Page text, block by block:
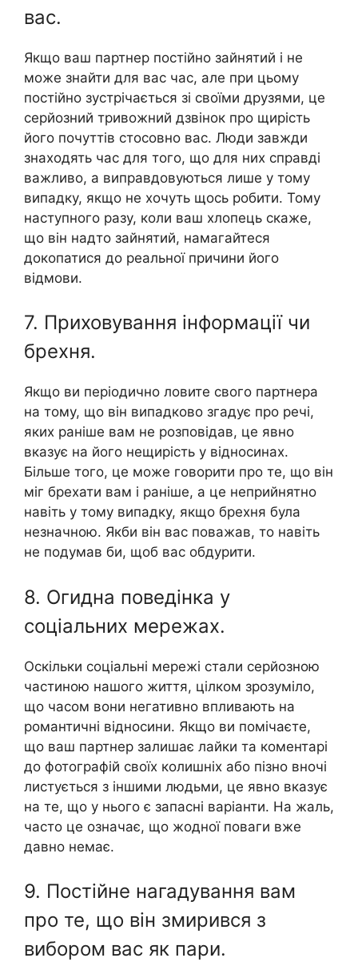
вас.
Якщо ваш партнер постійно зайнятий і не
може знайти для вас час, але при цьому
постійно зустрічається зі своїми друзями, це
серйозний тривожний дзвінок про щирість
його почуттів стосовно вас. Люди завжди
знаходять час для того, що для них справді
важливо, а виправдовуються лише у тому
випадку, якщо не хочуть щось робити. Тому
наступного разу, коли ваш хлопець скаже,
що він надто зайнятий, намагайтеся
докопатися до реальної причини його
відмови.
7. Приховування інформації чи
брехня.
Якщо ви періодично ловите свого партнера
на тому, що він випадково згадує про речі,
яких раніше вам не розповідав, це явно
вказує на його нещирість у відносинах.
Більше того, це може говорити про те, що він
міг брехати вам і раніше, а це неприйнятно
навіть у тому випадку, якщо брехня була
незначною. Якби він вас поважав, то навіть
не подумав би, щоб вас обдурити.
8. Огидна поведінка у
соціальних мережах.
Оскільки соціальні мережі стали серйозною
частиною нашого життя, цілком зрозуміло,
що часом вони негативно впливають на
романтичні відносини. Якщо ви помічаєте,
що ваш партнер залишає лайки та коментарі
до фотографій своїх колишніх або пізно вночі
листується з іншими людьми, це явно вказує
на те, що у нього є запасні варіанти. На жаль,
часто це означає, що жодної поваги вже
давно немає.
9. Постійне нагадування вам
про те, що він змирився з
вибором вас як пари.